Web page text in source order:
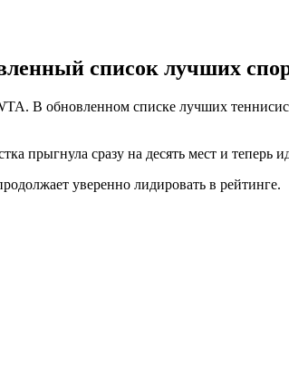
список лучших
В обновленном списке лучших
прыгнула сразу на десять мест и теперь
уверенно лидировать в рейтинге.